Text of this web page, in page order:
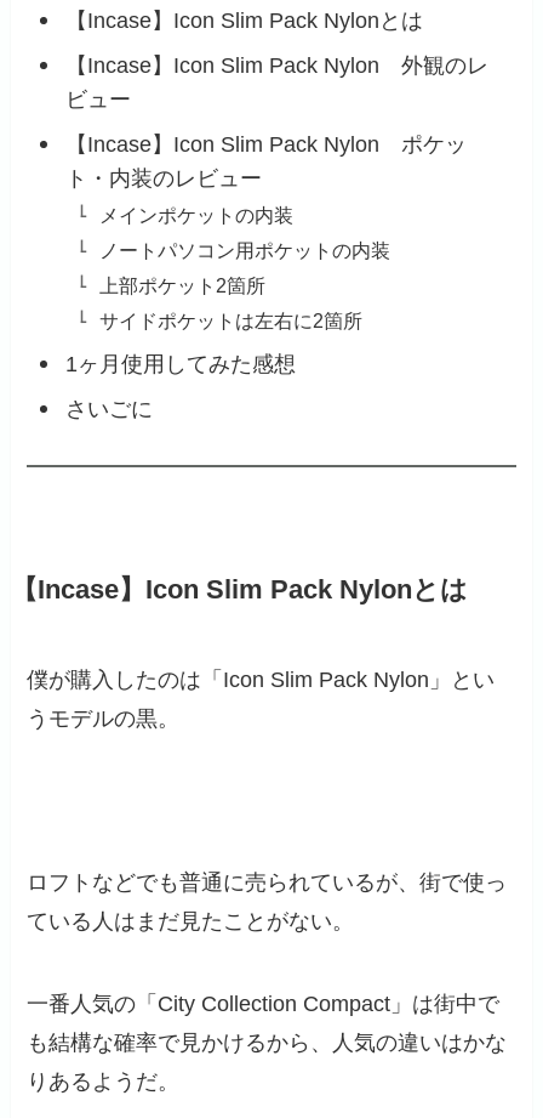
【Incase】Icon Slim Pack Nylonとは
【Incase】Icon Slim Pack Nylon 外観のレ
ビュー
【Incase】Icon Slim Pack Nylon ポケッ
ト・内装のレビュー
メインポケットの内装
ノートパソコン用ポケットの内装
上部ポケット2箇所
サイドポケットは左右に2箇所
1ヶ月使用してみた感想
さいごに
【Incase】Icon Slim Pack Nylonとは
僕が購入したのは「Icon Slim Pack Nylon」とい
うモデルの黒。
ロフトなどでも普通に売られているが、街で使っ
ている人はまだ見たことがない。
一番人気の「City Collection Compact」は街中で
も結構な確率で見かけるから、人気の違いはかな
りあるようだ。